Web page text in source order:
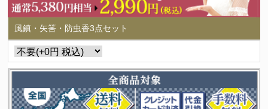
風鎮・矢筈・防虫香3点セット